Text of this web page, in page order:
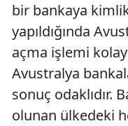
bir bankaya
yapıldığında
açma işlemi
Avustralya
sonuç odaklıdır.
olunan ülkedeki